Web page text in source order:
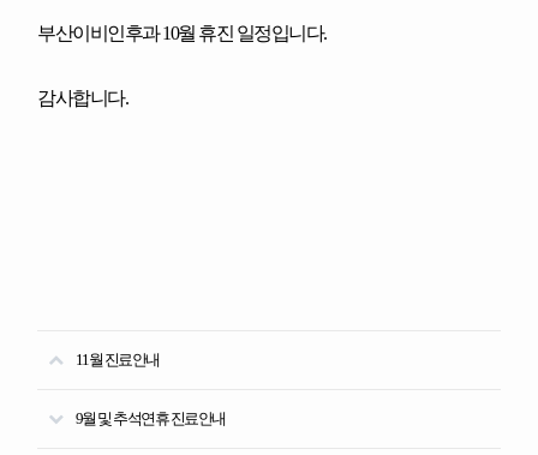
부산이비인후과 10월 휴진 일정입니다.
감사합니다.
11월 진료안내
9월 및 추석연휴 진료안내